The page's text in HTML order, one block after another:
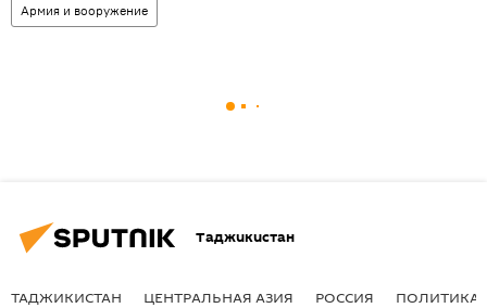
Армия и вооружение
Таджикистан
ТАДЖИКИСТАН ЦЕНТРАЛЬНАЯ АЗИЯ РОССИЯ ПОЛИТИКА